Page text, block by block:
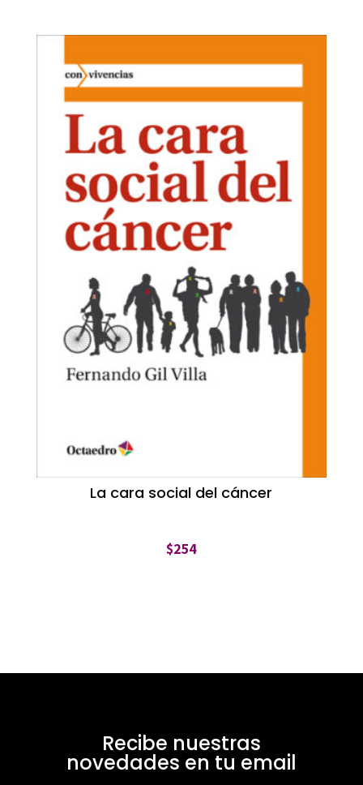
La cara social del cáncer
$254
Recibe nuestras
novedades en tu email